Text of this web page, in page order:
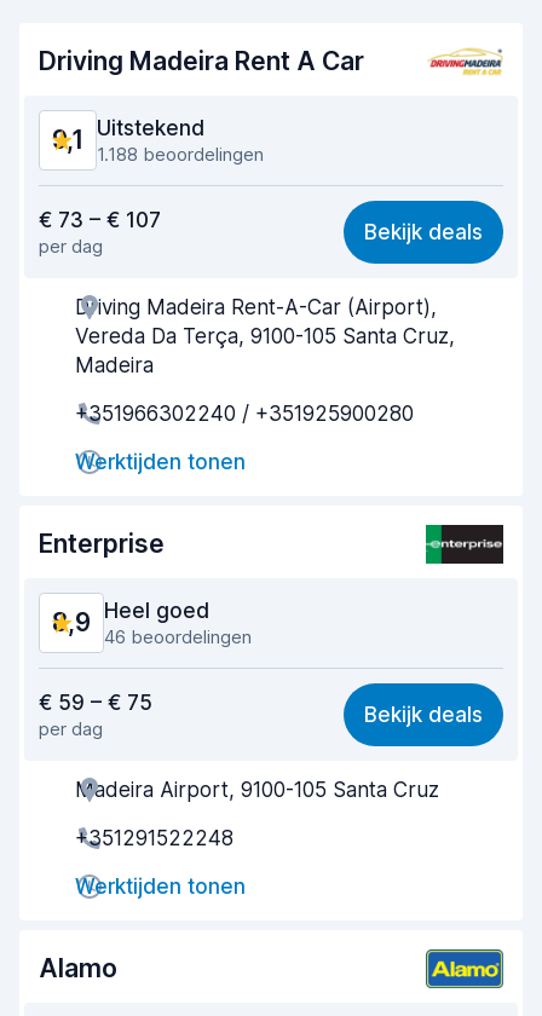
Driving Madeira Rent A Car
9,1 Uitstekend
1.188 beoordelingen
8,9
Makkelijk te vinden 9,0
Behulpzame medewerker
Snelheid ophaalproces
Snelheid inleverproces
Netheid van de auto
8,8
€ 73 – € 107
per dag
Bekijk deals
Driving Madeira Rent-A-Car (Airport),
Vereda Da Terça, 9100-105 Santa Cruz,
Madeira
+351966302240 / +351925900280
Werktijden tonen
Enterprise
8,9 Heel goed
46 beoordelingen
8,4
Makkelijk te vinden 9,0
Behulpzame medewerker
Snelheid ophaalproces
Snelheid inleverproces
9,2
€ 59 – € 75
per dag
Bekijk deals
Madeira Airport, 9100-105 Santa Cruz
+351291522248
Werktijden tonen
Alamo